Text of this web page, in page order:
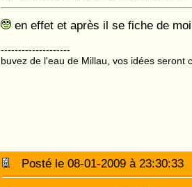
en effet et après il se fiche de
--------------------
buvez de l'eau de Millau, vos idées seront
Posté le 08-01-2009 à